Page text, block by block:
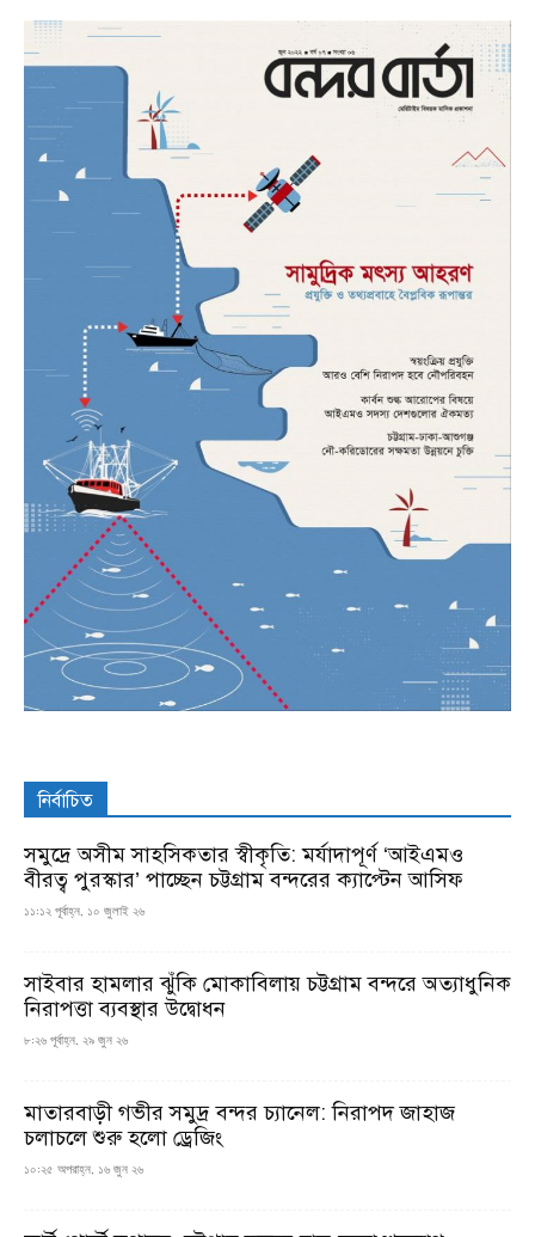
নির্বাচিত
সমুদ্রে অসীম সাহসিকতার স্বীকৃতি: মর্যাদাপূর্ণ ‘আইএমও
বীরত্ব পুরস্কার’ পাচ্ছেন চট্টগ্রাম বন্দরের ক্যাপ্টেন আসিফ
১১:১২ পূর্বাহ্ন, ১০ জুলাই ২৬
সাইবার হামলার ঝুঁকি মোকাবিলায় চট্টগ্রাম বন্দরে অত্যাধুনিক
নিরাপত্তা ব্যবস্থার উদ্বোধন
৮:২৬ পূর্বাহ্ন, ২৯ জুন ২৬
মাতারবাড়ী গভীর সমুদ্র বন্দর চ্যানেল: নিরাপদ জাহাজ
চলাচলে শুরু হলো ড্রেজিং
১০:২৫ অপরাহ্ন, ১৬ জুন ২৬